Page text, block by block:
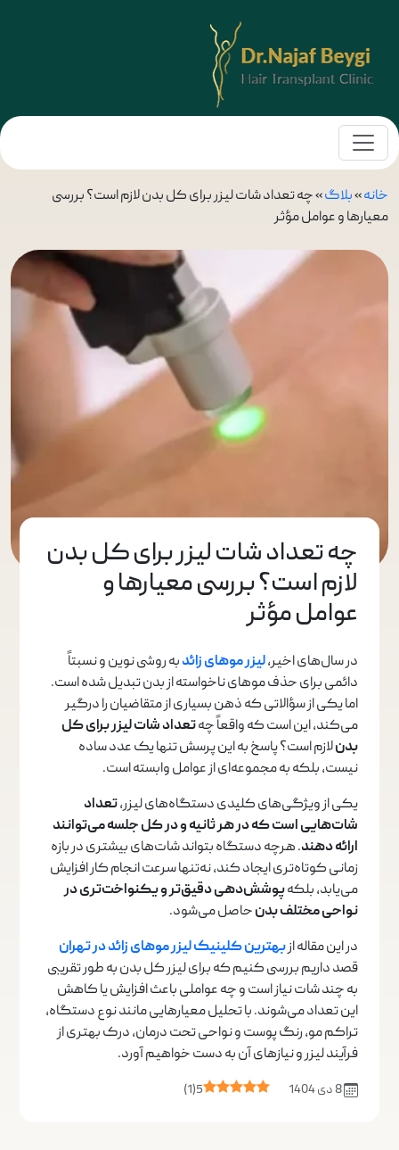
خانه»بلاگ»چه تعداد شات لیزر برای کل بدن لازم است؟ بررسی
معیارها و عوامل مؤثر
چه تعداد شات لیزر برای کل بدن
لازم است؟ بررسی معیارها و
عوامل مؤثر
در سال‌های اخیر،لیزر موهای زائدبه روشی نوین و نسبتاً
دائمی برای حذف موهای ناخواسته از بدن تبدیل شده است.
اما یکی از سؤالاتی که ذهن بسیاری از متقاضیان را درگیر
می‌کند، این است که واقعاً چهتعداد شات لیزر برای کل
بدنلازم است؟ پاسخ به این پرسش تنها یک عدد ساده
نیست، بلکه به مجموعه‌ای از عوامل وابسته است.
یکی از ویژگی‌های کلیدی دستگاه‌های لیزر،تعداد
شات‌هایی است که در هر ثانیه و در کل جلسه می‌توانند
ارائه دهند. هرچه دستگاه بتواند شات‌های بیشتری در بازه
زمانی کوتاه‌تری ایجاد کند، نه‌تنها سرعت انجام کار افزایش
می‌یابد، بلکهپوشش‌دهی دقیق‌تر و یکنواخت‌تری در
نواحی مختلف بدنحاصل می‌شود.
در این مقاله ازبهترین کلینیک لیزر موهای زائد در تهران
قصد داریم بررسی کنیم که برای لیزر کل بدن به ‌طور تقریبی
به چند شات نیاز است و چه عواملی باعث افزایش یا کاهش
این تعداد می‌شوند. با تحلیل معیارهایی مانند نوع دستگاه،
تراکم مو، رنگ پوست و نواحی تحت درمان، درک بهتری از
فرآیند لیزر و نیازهای آن به دست خواهیم آورد.
8 دی 1404 5
(
1
)